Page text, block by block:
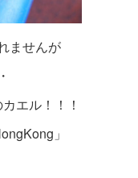
ませんが
ル！！！
」